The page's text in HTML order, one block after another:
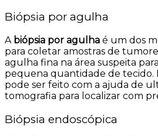
Biópsia por agulha
A biópsia por agulha é um dos
para coletar amostras de
agulha fina na área suspeita
pequena quantidade de tecido.
pode ser feito com a ajuda de
tomografia para localizar com
Biópsia endoscópica